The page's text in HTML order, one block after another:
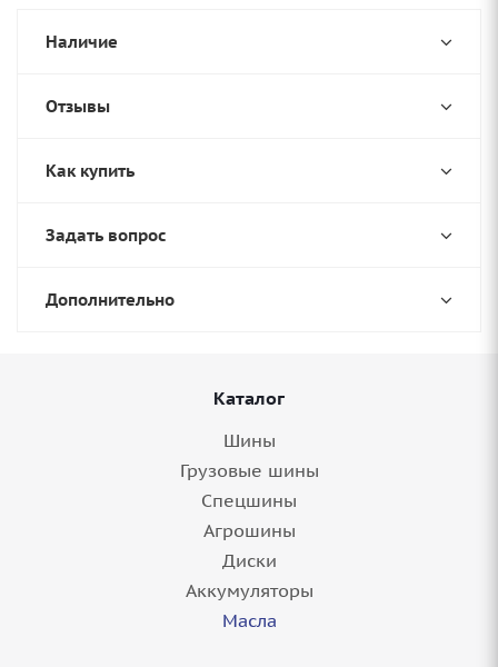
Наличие
Отзывы
Как купить
Задать вопрос
Дополнительно
Каталог
Шины
Грузовые шины
Спецшины
Агрошины
Диски
Аккумуляторы
Масла